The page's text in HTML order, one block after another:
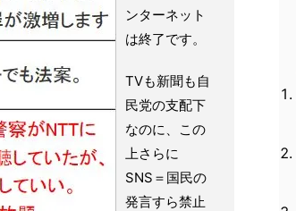
ンターネット
は終了です。
TVも新聞も自
民党の支配下
なのに、この
上さらに
SNS＝国民の
発言すら禁止